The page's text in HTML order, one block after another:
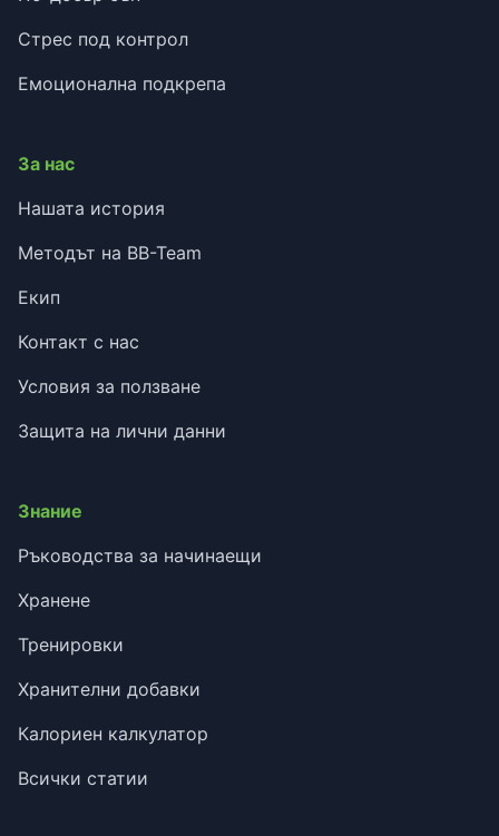
Стрес под контрол
Емоционална подкрепа
За нас
Нашата история
Методът на BB-Team
Екип
Контакт с нас
Условия за ползване
Защита на лични данни
Знание
Ръководства за начинаещи
Хранене
Тренировки
Хранителни добавки
Калориен калкулатор
Всички статии